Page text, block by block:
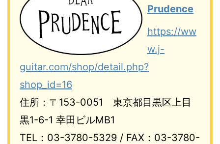
Prudence
https://ww
w.j-
guitar.com/shop/detail.php?
shop_id=16
住所：〒153-0051 東京都目黒区上目
黒1-6-1 幸田ビルMB1
TEL：03-3780-5329 / FAX：03-3780-